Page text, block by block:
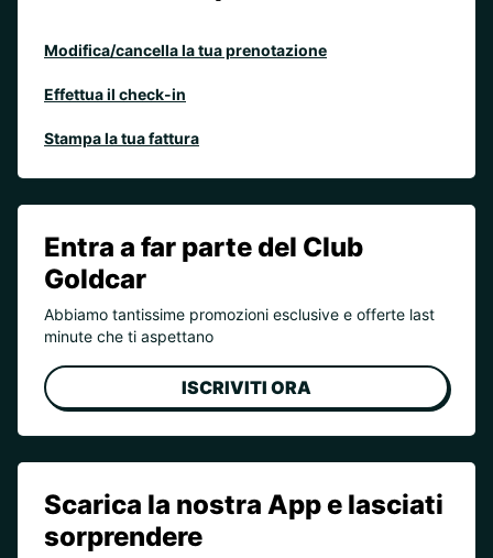
Modifica/cancella la tua prenotazione
Effettua il check-in
Stampa la tua fattura
Entra a far parte del Club
Goldcar
Abbiamo tantissime promozioni esclusive e offerte last
minute che ti aspettano
ISCRIVITI ORA
Scarica la nostra App e lasciati
sorprendere